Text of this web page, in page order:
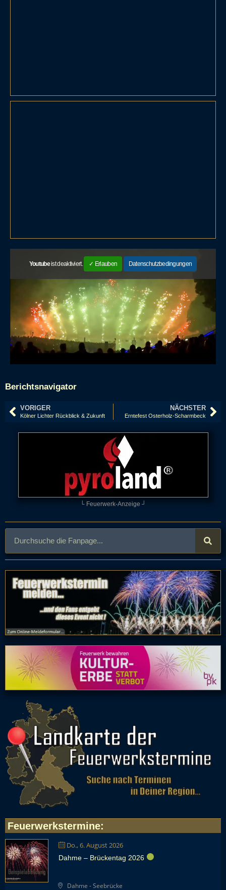
Youtubeist deaktiviert. ✓ Erlauben Datenschutzbedingungen
Berichtsnavigator
VORIGER
Kölner Lichter Rückblick & Zukunft
NÄCHSTER
Erntefest Osterholz-Scharmbeck
└ Feuerwerk-Anzeige ┘
Feuerwerkstermine:
Do., 6. August 2026
Dahme – Brückentag 2026
Dahme - Seebrücke